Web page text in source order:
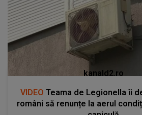
kanald2.ro
VIDEO Teama de Legionella îi
români să renunțe la aerul